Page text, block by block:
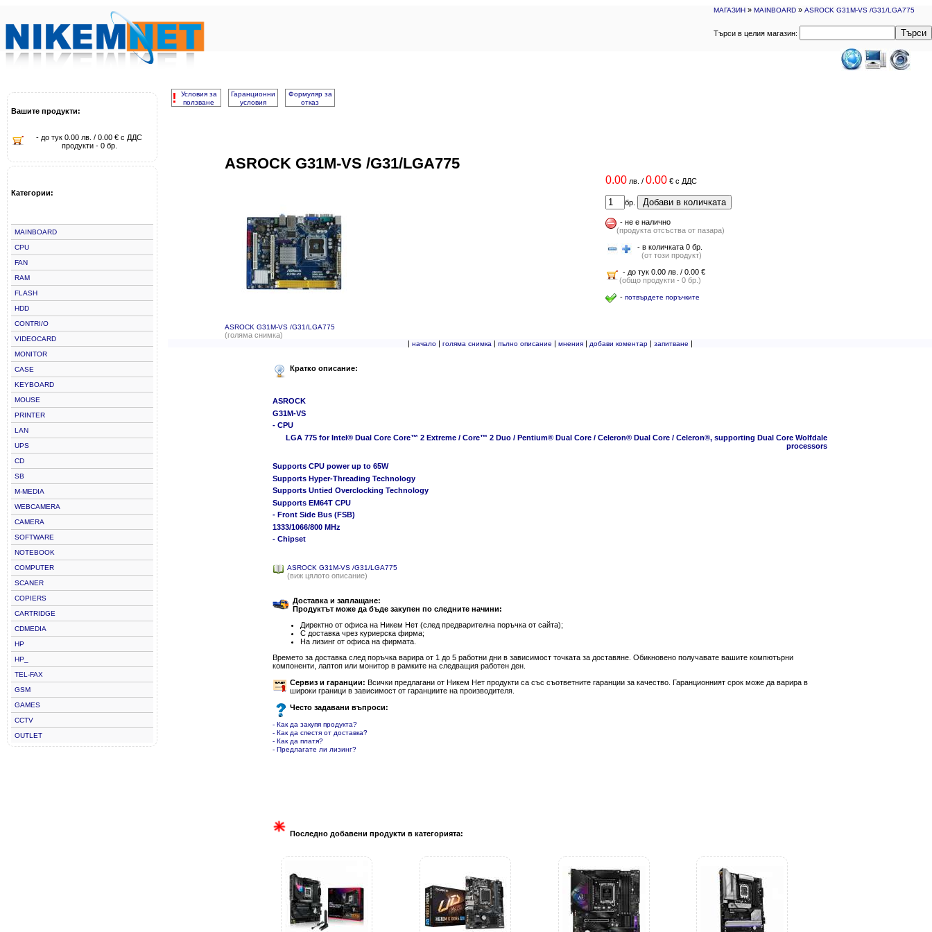
МАГАЗИН » MAINBOARD » ASROCK G31M-VS /G31/LGA775
Търси в целия магазин: Търси
Вашите продукти:
- до тук 0.00 лв. / 0.00 € с ДДС
продукти - 0 бр.
Категории:
MAINBOARD
CPU
FAN
RAM
FLASH
HDD
CONTRI/O
VIDEOCARD
MONITOR
CASE
KEYBOARD
MOUSE
PRINTER
LAN
UPS
CD
SB
M-MEDIA
WEBCAMERA
CAMERA
SOFTWARE
NOTEBOOK
COMPUTER
SCANER
COPIERS
CARTRIDGE
CDMEDIA
HP
HP_
TEL-FAX
GSM
GAMES
CCTV
OUTLET
!
Условия за
ползване
Гаранционни
условия
Формуляр за
отказ
ASROCK G31M-VS /G31/LGA775
ASROCK G31M-VS /G31/LGA775
(голяма снимка)
0.00 лв. / 0.00 €с ДДС
бр. Добави в количката
- не е налично
(продукта отсъства от пазара)
- в количката 0 бр.
(от този продукт)
- до тук 0.00 лв. / 0.00 €
(общо продукти - 0 бр.)
- потвърдете поръчките
| начало| голяма снимка | пълно описание | мнения| добави коментар| запитване |
Кратко описание:
ASROCK
G31M-VS
- CPU
LGA 775 for Intel® Dual Core Core™ 2 Extreme / Core™ 2 Duo / Pentium® Dual Core / Celeron® Dual Core / Celeron®, supporting Dual Core Wolfdale
processors
Supports CPU power up to 65W
Supports Hyper-Threading Technology
Supports Untied Overclocking Technology
Supports EM64T CPU
- Front Side Bus (FSB)
1333/1066/800 MHz
- Chipset
ASROCK G31M-VS /G31/LGA775
(виж цялото описание)
Доставка и заплащане:
Продуктът може да бъде закупен по следните начини:
Директно от офиса на Никем Нет (след предварителна поръчка от сайта);
С доставка чрез куриерска фирма;
На лизинг от офиса на фирмата.
Времето за доставка след поръчка варира от 1 до 5 работни дни в зависимост точката за доставяне. Обикновено получавате вашите компютърни
компоненти, лаптоп или монитор в рамките на следващия работен ден.
Сервиз и гаранции: Всички предлагани от Никем Нет продукти са със съответните гаранции за качество. Гаранционният срок може да варира в
широки граници в зависимост от гаранциите на производителя.
Често задавани въпроси:
- Как да закупя продукта?
- Как да спестя от доставка?
- Как да платя?
- Предлагате ли лизинг?
Последно добавени продукти в категорията: